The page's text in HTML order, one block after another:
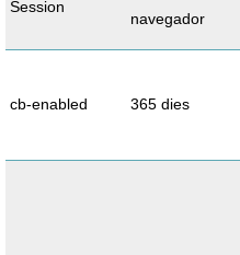
Session
navegador
cb-enabled 365 dies